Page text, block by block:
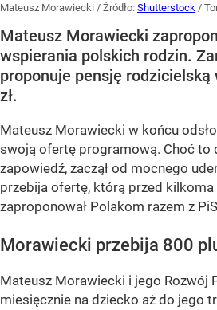
Mateusz Morawiecki / Źródło: Shutterstock /
Mateusz Morawiecki
wspierania polskich rodzin.
proponuje pensję rodzicielską
zł.
Mateusz Morawiecki w końcu
swoją ofertę programową. Choć to
zapowiedź, zaczął od mocnego
przebija ofertę, którą przed kilkoma
zaproponował Polakom razem z
Morawiecki przebija 800
Mateusz Morawiecki i jego Rozwój
miesięcznie na dziecko aż do jego